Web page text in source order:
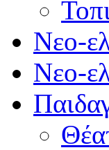
Νεο-
Νεο-